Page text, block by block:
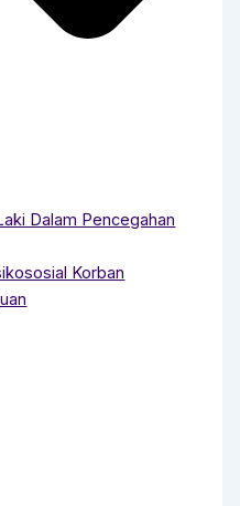
Dalam Pencegahan
Korban